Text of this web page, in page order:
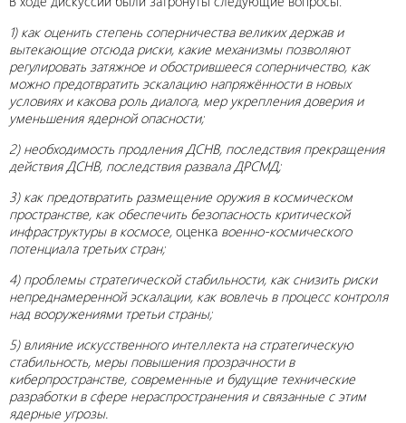
1) как оценить степень соперничества великих держав и
вытекающие отсюда риски, какие механизмы позволяют
регулировать затяжное и обострившееся соперничество, как
можно предотвратить эскалацию напряжённости в новых
условиях и какова роль диалога, мер укрепления доверия и
уменьшения ядерной опасности;
2) необходимость продления ДСНВ, последствия прекращения
действия ДСНВ, последствия развала ДРСМД;
3) как предотвратить размещение оружия в космическом
пространстве, как обеспечить безопасность критической
инфраструктуры в космосе, оценка военно-космического
потенциала третьих стран;
4) проблемы стратегической стабильности, как снизить риски
непреднамеренной эскалации, как вовлечь в процесс контроля
над вооружениями третьи страны;
5) влияние искусственного интеллекта на стратегическую
стабильность, меры повышения прозрачности в
киберпространстве, современные и будущие технические
разработки в сфере нераспространения и связанные с этим
ядерные угрозы.